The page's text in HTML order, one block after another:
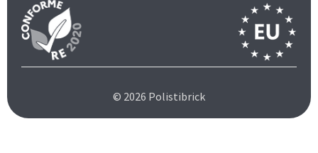
© 2026 Polistibrick